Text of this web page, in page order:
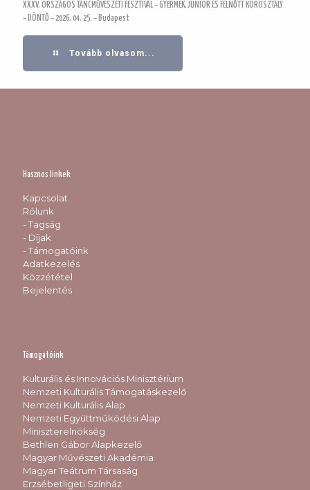
XXXV. ORSZÁGOS TÁNCMŰVÉSZETI FESZTIVÁL – GYERMEK, JUNIOR ÉS FELNŐTT KOROSZTÁLY
– DÖNTŐ – 2026. 04. 25. – Budapest
Tovább olvasom...
Hasznos linkek
Kapcsolat
Rólunk
- Tagság
- Díjak
- Támogatóink
Adatkezelés
Közzététel
Bejelentés
Támogatóink
Kulturális és Innovációs Minisztérium
Nemzeti Kulturális Támogatáskezelő
Nemzeti Kulturális Alap
Nemzeti Együttműködési Alap
Miniszterelnökség
Bethlen Gábor Alapkezelő
Magyar Művészeti Akadémia
Magyar Teátrum Társaság
Erzsébetligeti Színház